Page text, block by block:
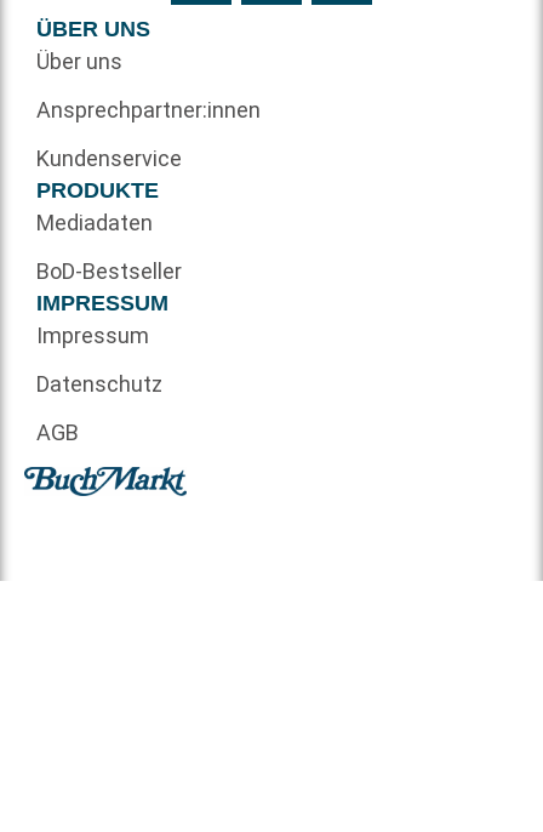
ÜBER UNS
Über uns
Ansprechpartner:innen
Kundenservice
PRODUKTE
Mediadaten
BoD-Bestseller
IMPRESSUM
Impressum
Datenschutz
AGB